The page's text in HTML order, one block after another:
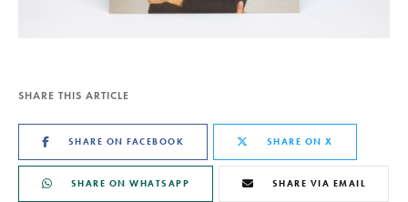
SHARE THIS ARTICLE
SHARE ON FACEBOOK SHARE ON X
SHARE ON WHATSAPP SHARE VIA EMAIL